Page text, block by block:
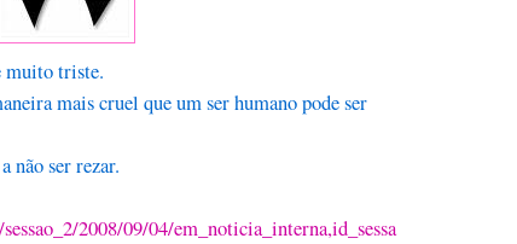
muito triste.
mais cruel que um ser humano pode ser
não ser rezar.
2008/09/04/em_noticia_interna,id_sessa